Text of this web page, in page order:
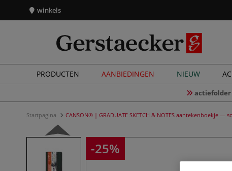
winkels
PRODUCTEN AANBIEDINGEN NIEUW
actiefolder
Startpagina CANSON® | GRADUATE SKETCH & NOTES aantekenboekje —
-25%